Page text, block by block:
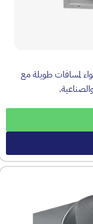
لمسافات طويلة مع